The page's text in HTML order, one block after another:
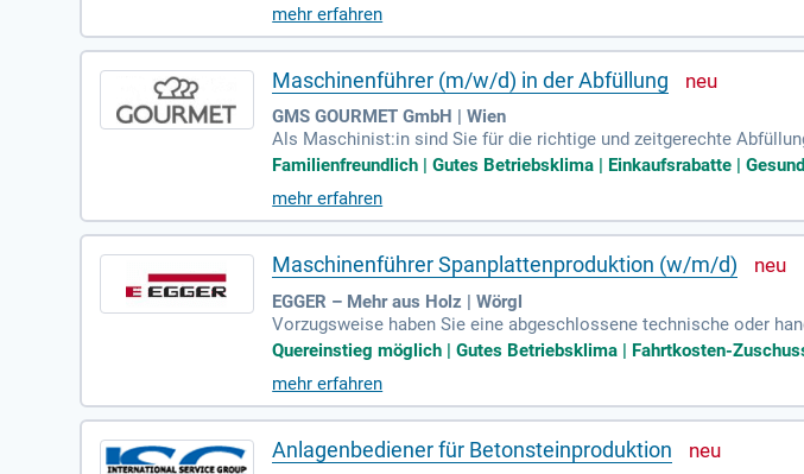
mehr erfahren
Maschinenführer (m/w/d) in der Abfüllung
GMS GOURMET GmbH | Wien
Als Maschinist:in sind Sie für die richtige und zeitgerechte
Familienfreundlich | Gutes Betriebsklima | Einkaufsrabatte |
mehr erfahren
Maschinenführer Spanplattenproduktion (w/m/d)
EGGER – Mehr aus Holz | Wörgl
Vorzugsweise haben Sie eine abgeschlossene technische oder
Maschinist:in von Großanlagen und Erfahrung im Schichtdienst
Quereinstieg möglich | Gutes Betriebsklima | Fahrtkosten-
mehr erfahren
Anlagenbediener für Betonsteinproduktion